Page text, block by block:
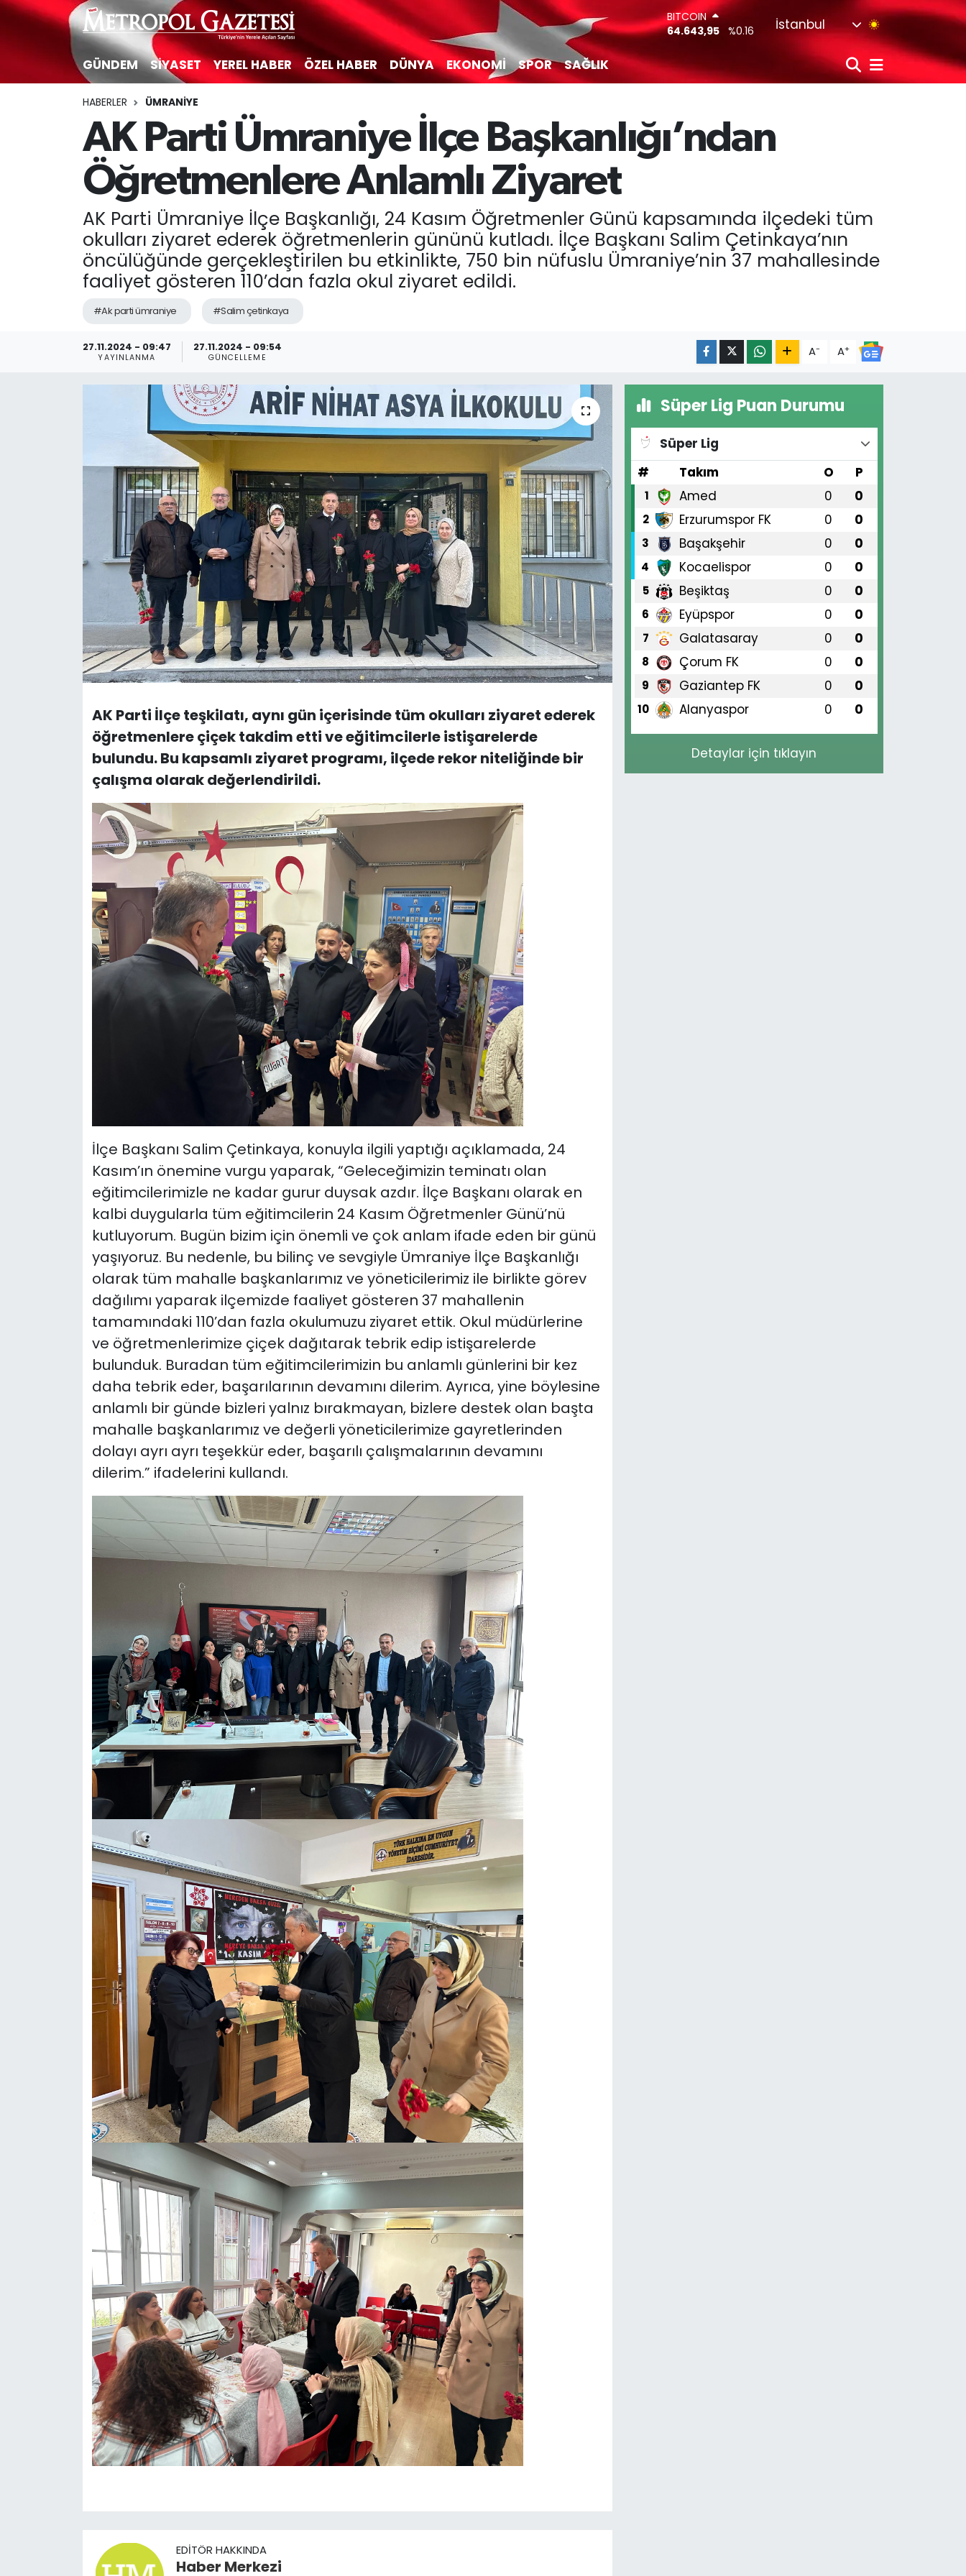
DOLAR
47,6006
%0.06
55,0250
STERLİN
64,2398
%0.2
BİST100
%70
İstanbul
GÜNDEM SİYASET YEREL HABER ÖZEL HABER DÜNYA EKONOMİ SPOR SAĞLIK
HABERLER ÜMRANIYE
AK Parti Ümraniye İlçe Başkanlığı’ndan
Öğretmenlere Anlamlı Ziyaret
AK Parti Ümraniye İlçe Başkanlığı, 24 Kasım Öğretmenler Günü kapsamında ilçedeki tüm
okulları ziyaret ederek öğretmenlerin gününü kutladı. İlçe Başkanı Salim Çetinkaya’nın
öncülüğünde gerçekleştirilen bu etkinlikte, 750 bin nüfuslu Ümraniye’nin 37 mahallesinde
faaliyet gösteren 110’dan fazla okul ziyaret edildi.
#Ak parti ümraniye #Salim çetinkaya
27.11.2024 - 09:47
YAYINLANMA
27.11.2024 - 09:54
GÜNCELLEME A- A+
AK Parti İlçe teşkilatı, aynı gün içerisinde tüm okulları ziyaret ederek
öğretmenlere çiçek takdim etti ve eğitimcilerle istişarelerde
bulundu. Bu kapsamlı ziyaret programı, ilçede rekor niteliğinde bir
çalışma olarak değerlendirildi.
İlçe Başkanı Salim Çetinkaya, konuyla ilgili yaptığı açıklamada, 24
Kasım’ın önemine vurgu yaparak, “Geleceğimizin teminatı olan
eğitimcilerimizle ne kadar gurur duysak azdır. İlçe Başkanı olarak en
kalbi duygularla tüm eğitimcilerin 24 Kasım Öğretmenler Günü’nü
kutluyorum. Bugün bizim için önemli ve çok anlam ifade eden bir günü
yaşıyoruz. Bu nedenle, bu bilinç ve sevgiyle Ümraniye İlçe Başkanlığı
olarak tüm mahalle başkanlarımız ve yöneticilerimiz ile birlikte görev
dağılımı yaparak ilçemizde faaliyet gösteren 37 mahallenin
tamamındaki 110’dan fazla okulumuzu ziyaret ettik. Okul müdürlerine
ve öğretmenlerimize çiçek dağıtarak tebrik edip istişarelerde
bulunduk. Buradan tüm eğitimcilerimizin bu anlamlı günlerini bir kez
daha tebrik eder, başarılarının devamını dilerim. Ayrıca, yine böylesine
anlamlı bir günde bizleri yalnız bırakmayan, bizlere destek olan başta
mahalle başkanlarımız ve değerli yöneticilerimize gayretlerinden
dolayı ayrı ayrı teşekkür eder, başarılı çalışmalarının devamını
dilerim.” ifadelerini kullandı.
EDITÖR HAKKINDA
Haber Merkezi
Süper Lig Puan Durumu
Süper Lig
#
Takım O P
1 Amed 0 0
2 Erzurumspor FK 0 0
3 Başakşehir 0 0
4 Kocaelispor 0 0
5 Beşiktaş 0 0
6 Eyüpspor 0 0
7 Galatasaray 0 0
8 Çorum FK 0 0
9 Gaziantep FK 0 0
10 Alanyaspor 0 0
Detaylar için tıklayın
Hava Durumu
Süper Lig Puan Durumu ve Fikstür
Tüm Manşetler
Son Dakika Haberleri
Haber Arşivi